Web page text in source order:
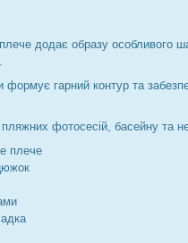
додає образу особливого
гарний контур та
фотосесій, басейну та
плече